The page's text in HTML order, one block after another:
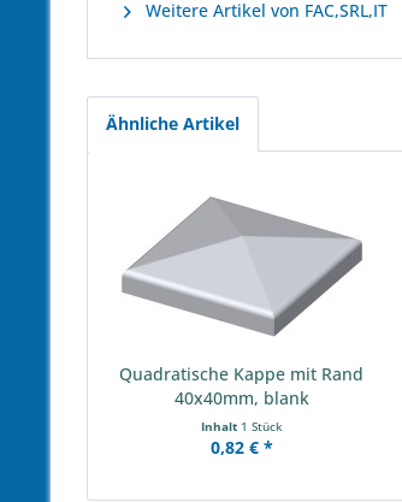
Weitere Artikel von FAC,SRL,IT
Ähnliche Artikel
Quadratische Kappe mit Rand
40x40mm, blank
Inhalt 1 Stück
0,82 € *